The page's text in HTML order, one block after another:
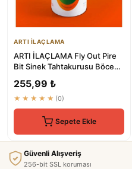
ARTI İLAÇLAMA
ARTI İLAÇLAMA Fly Out Pire
Bit Sinek Tahtakurusu Böcek
255,99 ₺
★★★★★ (0)
Sepete Ekle
Güvenli Alışveriş
256-bit SSL koruması